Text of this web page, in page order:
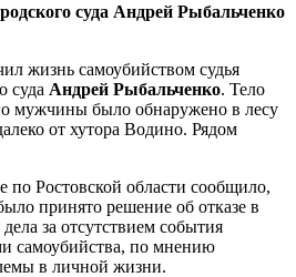
суда Андрей Рыбальченко
жизнь самоубийством судья
суда Андрей Рыбальченко. Тело
мужчины было обнаружено в лесу
от хутора Водино. Рядом
по Ростовской области сообщило,
принято решение об отказе в
за отсутствием события
самоубийства, по мнению
в личной жизни.